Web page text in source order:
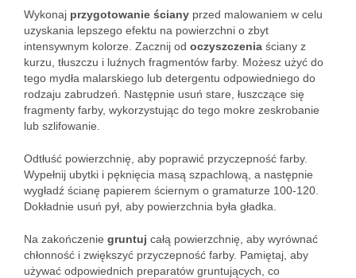
Wykonaj przygotowanie ściany przed malowaniem w celu
uzyskania lepszego efektu na powierzchni o zbyt
intensywnym kolorze. Zacznij od oczyszczenia ściany z
kurzu, tłuszczu i luźnych fragmentów farby. Możesz użyć do
tego mydła malarskiego lub detergentu odpowiedniego do
rodzaju zabrudzeń. Następnie usuń stare, łuszczące się
fragmenty farby, wykorzystując do tego mokre zeskrobanie
lub szlifowanie.
Odtłuść powierzchnię, aby poprawić przyczepność farby.
Wypełnij ubytki i pęknięcia masą szpachlową, a następnie
wygładź ścianę papierem ściernym o gramaturze 100-120.
Dokładnie usuń pył, aby powierzchnia była gładka.
Na zakończenie gruntuj całą powierzchnię, aby wyrównać
chłonność i zwiększyć przyczepność farby. Pamiętaj, aby
używać odpowiednich preparatów gruntujących, co